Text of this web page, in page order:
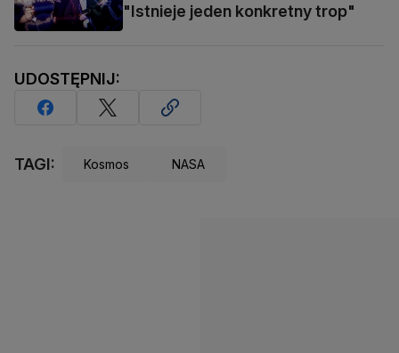
"Istnieje jeden konkretny trop"
UDOSTĘPNIJ:
TAGI: Kosmos NASA